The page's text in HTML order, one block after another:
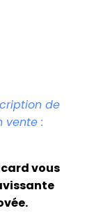
de
vente :
vous